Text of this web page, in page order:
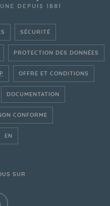
SÉCURITÉ
PROTECTION DES DONNÉES
OFFRE ET CONDITIONS
DOCUMENTATION
CONFORME
SUR LE SITE FRANÇAIS
EN
SUR
LINKEDIN - BANQUE